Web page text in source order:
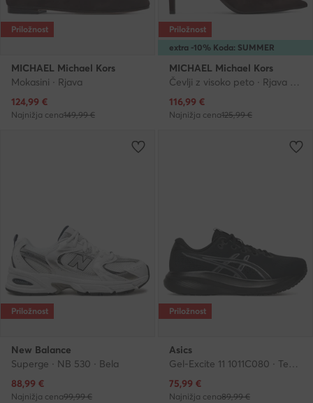
Priložnost
MICHAEL Michael Kors
Mokasini · Rjava
Trenutna cena
124,99 €
Najnižja cena149,99 €
extra -10% Koda: SUMMER
Priložnost
MICHAEL Michael Kors
Čevlji z visoko peto · Rjava · 7.5 cm
Trenutna cena
116,99 €
Najnižja cena125,99 €
Priložnost
New Balance
Superge · NB 530 · Bela
Trenutna cena
88,99 €
Najnižja cena99,99 €
Priložnost
Asics
Gel-Excite 11 1011C080 · Tekaški čevlji
Trenutna cena
75,99 €
Najnižja cena89,99 €